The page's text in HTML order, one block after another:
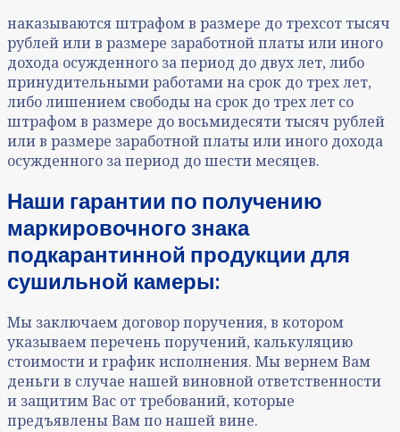
наказываются штрафом в размере до трехсот тысяч
рублей или в размере заработной платы или иного
дохода осужденного за период до двух лет, либо
принудительными работами на срок до трех лет,
либо лишением свободы на срок до трех лет со
штрафом в размере до восьмидесяти тысяч рублей
или в размере заработной платы или иного дохода
осужденного за период до шести месяцев.
Наши гарантии по получению
маркировочного знака
подкарантинной продукции для
сушильной камеры:
Мы заключаем договор поручения, в котором
указываем перечень поручений, калькуляцию
стоимости и график исполнения. Мы вернем Вам
деньги в случае нашей виновной ответственности
и защитим Вас от требований, которые
предъявлены Вам по нашей вине.